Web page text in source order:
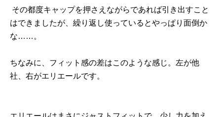
その都度キャップを押さえながらであれば引き出すこと
はできましたが、繰り返し使っているとやっぱり面倒か
な……。
ちなみに、フィット感の差はこのような感じ。左が他
社、右がエリエールです。